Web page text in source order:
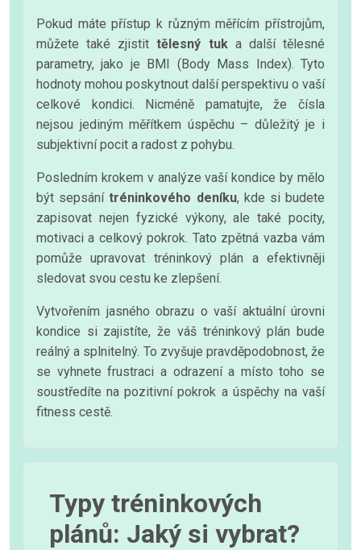
Pokud máte přístup k různým měřícím přístrojům,
můžete také zjistittělesný tuka další tělesné
parametry, jako je BMI (Body Mass Index). Tyto
hodnoty mohou poskytnout další perspektivu o vaší
celkové kondici. Nicméně pamatujte, že čísla
nejsou jediným měřítkem úspěchu – důležitý je i
subjektivní pocit a radost z pohybu.
Posledním krokem v analýze vaší kondice by mělo
být sepsánítréninkového deníku, kde si budete
zapisovat nejen fyzické výkony, ale také pocity,
motivaci a celkový pokrok. Tato zpětná vazba vám
pomůže upravovat tréninkový plán a efektivněji
sledovat svou cestu ke zlepšení.
Vytvořením jasného obrazu o vaší aktuální úrovni
kondice si zajistíte, že váš tréninkový plán bude
reálný a splnitelný. To zvyšuje pravděpodobnost, že
se vyhnete frustraci a odrazení a místo toho se
soustředíte na pozitivní pokrok a úspěchy na vaší
fitness cestě.
Typy tréninkových
plánů: Jaký si vybrat?